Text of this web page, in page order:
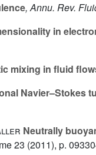
, Annu. Rev.
in
mixing in fluid
Navier–Stokes
Neutrally
23 (2011), p.